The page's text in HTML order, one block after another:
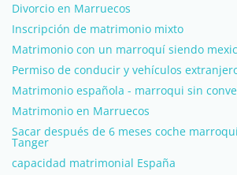
Divorcio en Marruecos
Inscripción de matrimonio mixto
Matrimonio con un marroquí siendo
Permiso de conducir y vehículos
Matrimonio española - marroqui sin
Matrimonio en Marruecos
Sacar después de 6 meses coche
Tanger
capacidad matrimonial España